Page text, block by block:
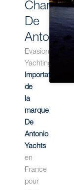
Chantier
De
Antonio
Evasion
Yachting,
Importateur
de
la
marque
De
Antonio
Yachts
en
France
pour